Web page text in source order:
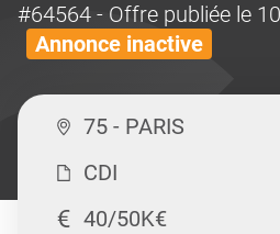
#64564 - Offre publiée le
Annonce inactive
75 - PARIS
CDI
40/50K€